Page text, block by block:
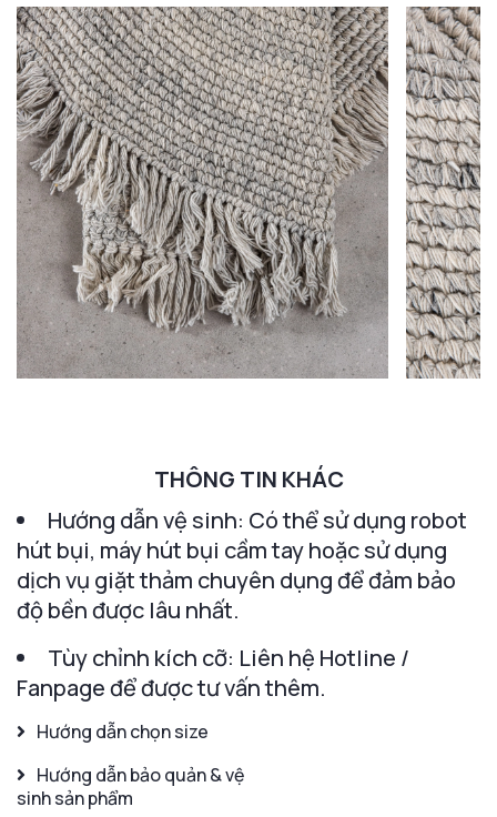
THÔNG TIN KHÁC
Hướng dẫn vệ sinh: Có thể sử dụng robot
hút bụi, máy hút bụi cầm tay hoặc sử dụng
dịch vụ giặt thảm chuyên dụng để đảm bảo
độ bền được lâu nhất.
Tùy chỉnh kích cỡ: Liên hệ Hotline /
Fanpage để được tư vấn thêm.
Hướng dẫn chọn size
Hướng dẫn bảo quản & vệ
sinh sản phẩm